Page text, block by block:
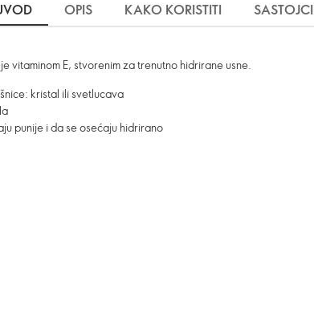
OPIS KAKO KORISTITI SASTOJCI
vitaminom E, stvorenim za trenutno hidrirane usne.
kristal ili svetlucava
punije i da se osećaju hidrirano